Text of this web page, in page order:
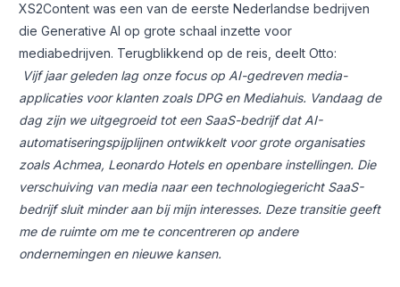
XS2Content was een van de eerste Nederlandse bedrijven
die Generative AI op grote schaal inzette voor
mediabedrijven. Terugblikkend op de reis, deelt Otto:
Vijf jaar geleden lag onze focus op AI-gedreven media-
applicaties voor klanten zoals DPG en Mediahuis. Vandaag de
dag zijn we uitgegroeid tot een SaaS-bedrijf dat AI-
automatiseringspijplijnen ontwikkelt voor grote organisaties
zoals Achmea, Leonardo Hotels en openbare instellingen. Die
verschuiving van media naar een technologiegericht SaaS-
bedrijf sluit minder aan bij mijn interesses. Deze transitie geeft
me de ruimte om me te concentreren op andere
ondernemingen en nieuwe kansen.